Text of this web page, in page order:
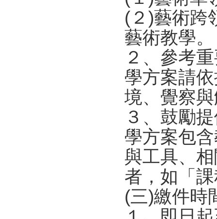
(２)藝術跨
藝術教學。
２、參考
學方案請
境、覺察
３、鼓勵
學方案包
與工具、
者，如「
(三)繳件時